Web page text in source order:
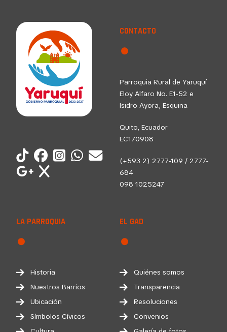
CONTACTO
Parroquia Rural de Yaruquí
Eloy Alfaro No. E1-52 e
Isidro Ayora, Esquina
Quito, Ecuador
EC170908
(+593 2) 2777-109 / 2777-
684
098 1025247
LA PARROQUIA
Historia
Nuestros Barrios
Ubicación
Símbolos Cívicos
EL GAD
Quiénes somos
Transparencia
Resoluciones
Convenios